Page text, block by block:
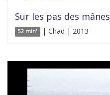
Sur les pas des mânes
52 min' | Chad | 2013